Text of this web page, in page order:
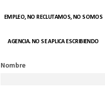
EMPLEO, NO RECLUTAMOS, NO SOMOS
AGENCIA. NO SE APLICA ESCRIBIENDO
Nombre